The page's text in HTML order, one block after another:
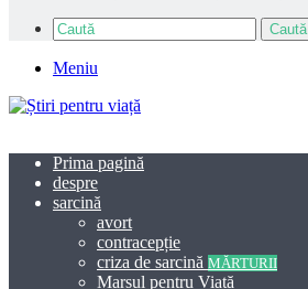
Caută
Meniu
Prima pagină
despre
sarcină
avort
contracepție
criza de sarcină MĂRTURII
Marșul pentru Viață